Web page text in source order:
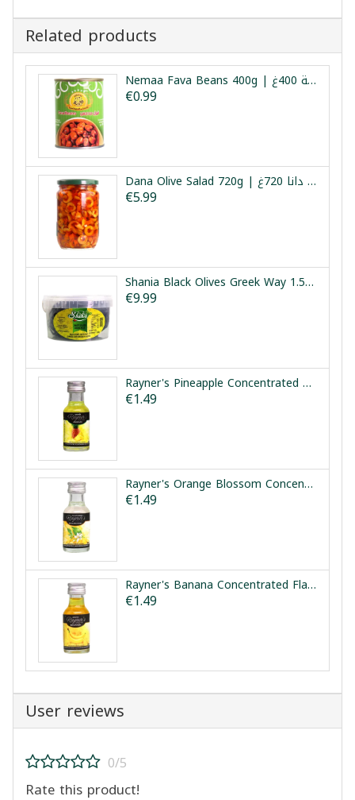
Related products
Nemaa Fava Beans 400g | فول مدمس نعمة 400غ
€0.99
Dana Olive Salad 720g | سلطة زيتون دانا 720غ
€5.99
Shania Black Olives Greek Way 1.5kg | زيتون أسود طريقة يونانية شانيا 1.5كغ
€9.99
Rayner's Pineapple Concentrated Flavouring Essence 25ml | نكهة الأناناس المركزة رينرز 25مل
€1.49
Rayner's Orange Blossom Concentrated Flavouring Essence 28ml | مركز ماء الزهر رينرز 28مل
€1.49
Rayner's Banana Concentrated Flavouring Essence 25ml | نكهة الموز المركزة رينرز 25مل
€1.49
User reviews
0/5
Rate this product!